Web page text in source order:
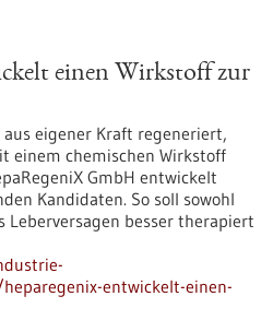
einen Wirkstoff zur
eigener Kraft regeneriert,
einem chemischen Wirkstoff
GmbH entwickelt
Kandidaten. So soll sowohl
Leberversagen besser therapiert
entwickelt-einen-